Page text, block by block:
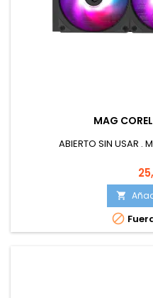
MAG
ABIERTO SIN USAR .

